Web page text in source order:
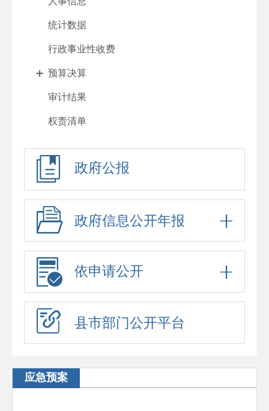
统计数据
行政事业性收费
预算决算
审计结果
权责清单
处罚强制
重大项目
政府采购
重大民生信息
招考录用
应急预案
应急演练
法治政府建设年度报告
政府公报
政府信息公开年报
依申请公开
县市部门公开平台
应急预案